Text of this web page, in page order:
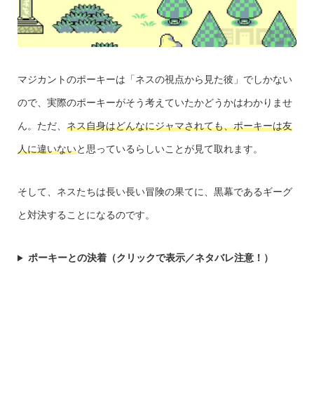
マジカントのポーキーは「ネスの視点から見た彼」でしかない
ので、実際のポーキーがそう考えていたかどうかはわかりませ
ん。ただ、 ネス自身はどんなにジャマされても、ポーキーは友
人に違いないと思っているらしいことが見て取れます。
そして、ネスたちは長い長い冒険の果てに、黒幕であるギーグ
と対決することになるのです。
ポーキーとの決着（クリックで表示／ネタバレ注意！）